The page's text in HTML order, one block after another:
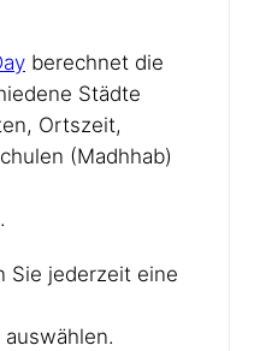
berechnet die
Städte
Ortszeit,
(Madhhab)
Sie jederzeit eine